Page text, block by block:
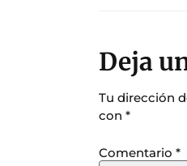
Deja
Tu dirección
con *
Comentario *